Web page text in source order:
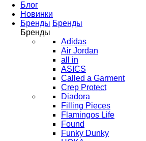
Блог
Новинки
Бренды Бренды
Бренды
Adidas
Air Jordan
all in
ASICS
Called a Garment
Crep Protect
Diadora
Filling Pieces
Flamingos Life
Found
Funky Dunky